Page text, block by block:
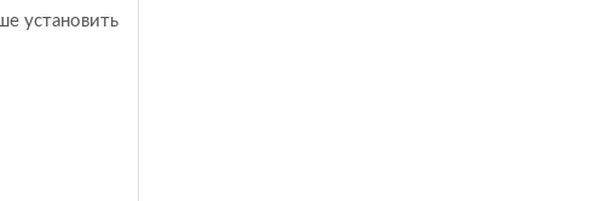
установить